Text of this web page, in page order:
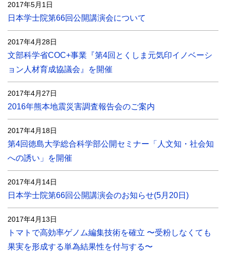
2017年5月1日
日本学士院第66回公開講演会について
2017年4月28日
文部科学省COC+事業『第4回とくしま元気印イノベーシ
ョン人材育成協議会』を開催
2017年4月27日
2016年熊本地震災害調査報告会のご案内
2017年4月18日
第4回徳島大学総合科学部公開セミナー「人文知・社会知
への誘い」を開催
2017年4月14日
日本学士院第66回公開講演会のお知らせ(5月20日)
2017年4月13日
トマトで高効率ゲノム編集技術を確立 〜受粉しなくても
果実を形成する単為結果性を付与する〜